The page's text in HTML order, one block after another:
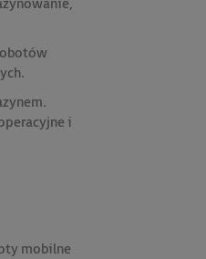
i
mobilne